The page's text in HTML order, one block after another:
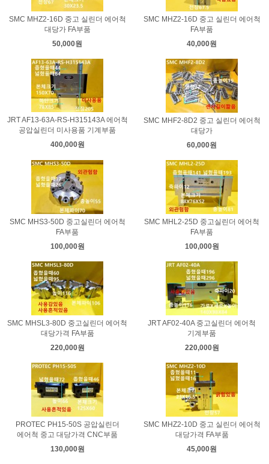
SMC MHZ2-16D 중고 실린더 에어척
대당가 FA부품
50,000원
SMC MHZ2-16D 중고 실린더 에어척
FA부품
40,000원
JRT AF13-63A-RS-H315143A 에어척
공압실린더 미사용품 기계부품
400,000원
SMC MHF2-8D2 중고 실린더 에어척
대당가
60,000원
SMC MHS3-50D 중고실린더 에어척
FA부품
100,000원
SMC MHL2-25D 중고실린더 에어척
FA부품
100,000원
SMC MHSL3-80D 중고실린더 에어척
대당가격 FA부품
220,000원
JRT AF02-40A 중고실린더 에어척
기계부품
220,000원
PROTEC PH15-50S 공압실린더
에어척 중고 대당가격 CNC부품
130,000원
SMC MHZ2-10D 중고 실린더 에어척
대당가격 FA부품
45,000원